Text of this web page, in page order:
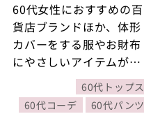
60代女性におすすめの百
貨店ブランドほか、体形
カバーをする服やお財布
にやさしいアイテムが揃
う21ブランドを一挙ご紹
介
60代トップス
60代コーデ
60代パンツ